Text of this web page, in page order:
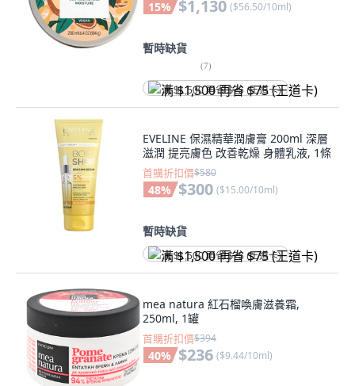
15% $1,130 ($56.50/10ml)
暫時缺貨
(7)
满 $1,500 再省 $75 (王道卡)
EVELINE 保濕精華潤膚膏 200ml 深層
滋潤 提亮膚色 改善乾燥 身體乳液, 1條
首購折扣價$580
48% $300 ($15.00/10ml)
暫時缺貨
满 $1,500 再省 $75 (王道卡)
mea natura 紅石榴喚膚滋養霜,
250ml, 1罐
首購折扣價$394
40% $236 ($9.44/10ml)